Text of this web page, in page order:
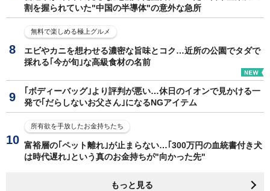
割を握られていた"中国の半導体"の意外な急所
無料で楽しめる極上グルメ
エビやカニを想わせる濃密な旨味とコク…近所の公園でタダで
採れる｢今が旬｣な高級食材の名前
｢ボディーバッグ｣より評判が悪い…休日のイオンで見かける一
発で｢だらしないお父さん｣になるNGアイテム
所有欲を手放したお金持ちたち
富裕層の｢ペット離れ｣が止まらない…｢300万円の血統書付き犬
は時代遅れ｣という真のお金持ちが"向かった先"
もっと見る